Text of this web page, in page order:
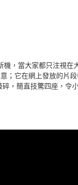
機，當大家都只注視在
；它在網上發放的片
，簡直技驚四座，令